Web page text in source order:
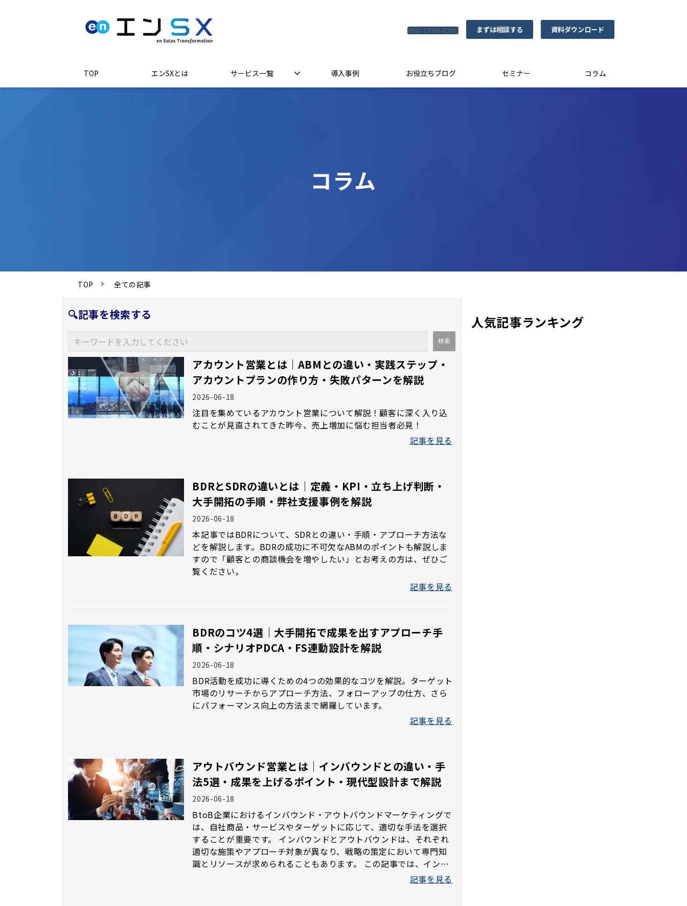
050-1790-6300 まずは相談する 資料ダウンロード
TOP エンSXとは サービス一覧 導入事例 お役立ちブログ セミナー コラム
コラム
TOP 全ての記事
🔍記事を検索する
アカウント営業とは｜ABMとの違い・実践ステップ・
アカウントプランの作り方・失敗パターンを解説
2026-06-18
注目を集めているアカウント営業について解説！顧客に深く入り込
むことが見直されてきた昨今、売上増加に悩む担当者必見！
記事を見る
BDRとSDRの違いとは｜定義・KPI・立ち上げ判断・
大手開拓の手順・弊社支援事例を解説
2026-06-18
本記事ではBDRについて、SDRとの違い・手順・アプローチ方法な
どを解説します。BDRの成功に不可欠なABMのポイントも解説しま
すので「顧客との商談機会を増やしたい」とお考えの方は、ぜひご
覧ください。
記事を見る
BDRのコツ4選｜大手開拓で成果を出すアプローチ手
順・シナリオPDCA・FS連動設計を解説
2026-06-18
BDR活動を成功に導くための4つの効果的なコツを解説。ターゲット
市場のリサーチからアプローチ方法、フォローアップの仕方、さら
にパフォーマンス向上の方法まで網羅しています。
記事を見る
アウトバウンド営業とは｜インバウンドとの違い・手
法5選・成果を上げるポイント・現代型設計まで解説
2026-06-18
BtoB企業におけるインバウンド・アウトバウンドマーケティングで
は、自社商品・サービスやターゲットに応じて、適切な手法を選択
することが重要です。 インバウンドとアウトバウンドは、それぞれ
適切な施策やアプローチ対象が異なり、戦略の策定において専門知
識とリソースが求められることもあります。 この記事では、インバ
ウンドとアウトバウンドの違いについて徹底解説します。記事を見る
人気記事ランキング